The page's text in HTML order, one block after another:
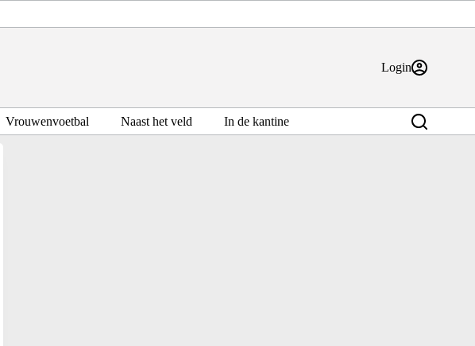
Login
Vrouwenvoetbal Naast het veld In de kantine